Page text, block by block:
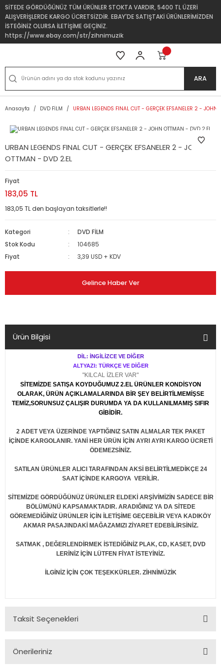
SİTEDE GÖRDÜĞÜNÜZ TÜM ÜRÜNLER STOKTA VARDIR, 5400 TL ÜZERİ
ALIŞVERİŞLERDE KARGO ÜCRETSİZDİR. EBAY'DE SATIŞTAKİ ÜRÜNLERİMİZDEN
İSTEĞİNİZ OLURSA İLETİŞİME GEÇİNİZ.
https://www.ebay.com/str/zihnimuzik
ARA
Anasayfa DVD FİLM URBAN LEGENDS FINAL CUT - GERÇEK EFSANELER 2 - JOHN
URBAN LEGENDS FINAL CUT - GERÇEK EFSANELER 2 - JOHN
OTTMAN - DVD 2.EL
Fiyat
183,05 TL
183,05 TL den başlayan taksitlerle!!
Kategori
DVD FİLM
Stok Kodu
104685
Fiyat
3,39 USD + KDV
Gelince Haber Ver
Ürün Bilgisi
DİL: İNGİLİZCE VE DİĞER
ALTYAZI: TÜRKÇE VE DİĞER
"KILCAL İZLER VAR"
SİTEMİZDE SATIŞA KOYDUĞUMUZ 2.EL ÜRÜNLER KONDİSYON
OLARAK, ÜRÜN AÇIKLAMALARINDA BİR ŞEY BELİRTİLMEMİŞSE
TEMİZ,SORUNSUZ ÇALIŞIR DURUMDA YA DA KULLANILMAMIŞ SIFIR
GİBİDİR.
2 ADET VEYA ÜZERİNDE YAPTIĞINIZ SATIN ALMALAR TEK PAKET
İÇİNDE KARGOLANIR. YANİ HER ÜRÜN İÇİN AYRI AYRI KARGO ÜCRETİ
ÖDEMEZSİNİZ.
SATILAN ÜRÜNLER ALICI TARAFINDAN AKSİ BELİRTİLMEDİKÇE 24
SAAT İÇİNDE KARGOYA VERİLİR.
SİTEMİZDE GÖRDÜĞÜNÜZ ÜRÜNLER ELDEKİ ARŞİVİMİZİN SADECE BİR
BÖLÜMÜNÜ KAPSAMAKTADIR. ARADIĞINIZ YA DA SİTEDE
GÖREMEDİĞİNİZ ÜRÜNLER İÇİN İLETİŞİME GEÇEBİLİR VEYA KADIKÖY
AKMAR PASAJINDAKİ MAĞAZAMIZI ZİYARET EDEBİLİRSİNİZ.
SATMAK , DEĞERLENDİRMEK İSTEDİĞİNİZ PLAK, CD, KASET, DVD
LERİNİZ İÇİN LÜTFEN FİYAT İSTEYİNİZ.
İLGİNİZ İÇİN ÇOK TEŞEKKÜRLER. ZİHNİMÜZİK
Taksit Seçenekleri
Önerileriniz